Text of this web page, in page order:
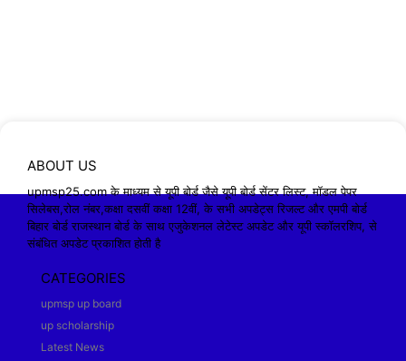
ABOUT US
upmsp25.com के माध्यम से यूपी बोर्ड जैसे यूपी बोर्ड सेंटर लिस्ट, मॉडल पेपर
सिलेबस,रोल नंबर,कक्षा दसवीं कक्षा 12वीं, के सभी अपडेट्स रिजल्ट और एमपी बोर्ड
बिहार बोर्ड राजस्थान बोर्ड के साथ एजुकेशनल लेटेस्ट अपडेट और यूपी स्कॉलरशिप, से
संबंधित अपडेट प्रकाशित होती है
CATEGORIES
upmsp up board
up scholarship
Latest News